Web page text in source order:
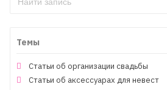
Темы
Статьи об организации свадьбы
Статьи об аксессуарах для невест